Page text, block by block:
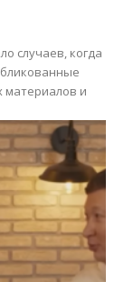
случаев, когда
материалов и